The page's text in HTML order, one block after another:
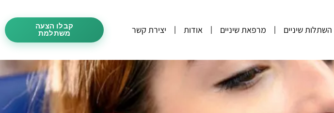
השתלות שיניים מרפאת שיניים אודות יצירת קשר
קבלו הצעה
משתלמת